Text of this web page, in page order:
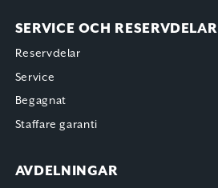
SERVICE OCH RESERVDELAR
Reservdelar
Service
Begagnat
Staffare garanti
AVDELNINGAR